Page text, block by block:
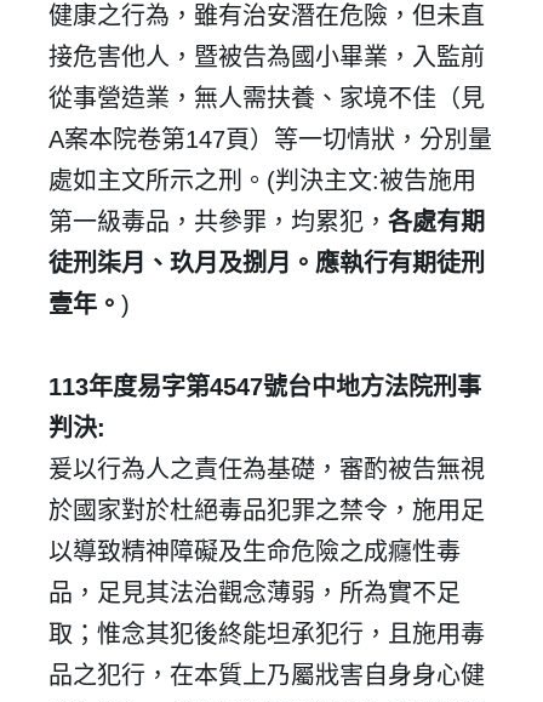
健康之行為，雖有治安潛在危險，但未直
接危害他人，暨被告為國小畢業，入監前
從事營造業，無人需扶養、家境不佳（見
A案本院卷第147頁）等一切情狀，分別量
處如主文所示之刑。 (判決主文:被告施用
第一級毒品，共參罪，均累犯， 各處有期
徒刑柒月、玖月及捌月。應執行有期徒刑
壹年。 )
113年度易字第4547號台中地方法院刑事
判決:
爰以行為人之責任為基礎，審酌被告無視
於國家對於杜絕毒品犯罪之禁令，施用足
以導致精神障礙及生命危險之成癮性毒
品，足見其法治觀念薄弱，所為實不足
取；惟念其犯後終能坦承犯行，且施用毒
品之犯行，在本質上乃屬戕害自身身心健